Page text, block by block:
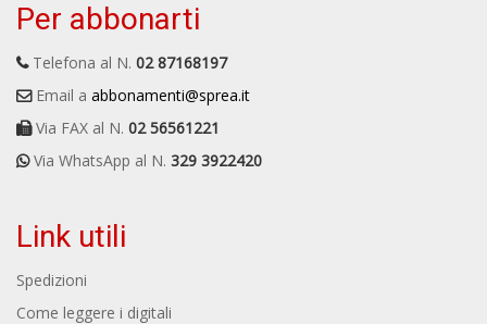
Per abbonarti
Telefona al N. 02 87168197
Email a abbonamenti@sprea.it
Via FAX al N. 02 56561221
Via WhatsApp al N. 329 3922420
Link utili
Spedizioni
Come leggere i digitali